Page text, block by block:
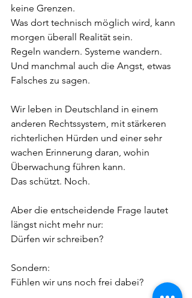
keine Grenzen.
Was dort technisch möglich wird, kann
morgen überall Realität sein.
Regeln wandern. Systeme wandern.
Und manchmal auch die Angst, etwas
Falsches zu sagen.
Wir leben in Deutschland in einem
anderen Rechtssystem, mit stärkeren
richterlichen Hürden und einer sehr
wachen Erinnerung daran, wohin
Überwachung führen kann.
Das schützt. Noch.
Aber die entscheidende Frage lautet
längst nicht mehr nur:
Dürfen wir schreiben?
Sondern:
Fühlen wir uns noch frei dabei?